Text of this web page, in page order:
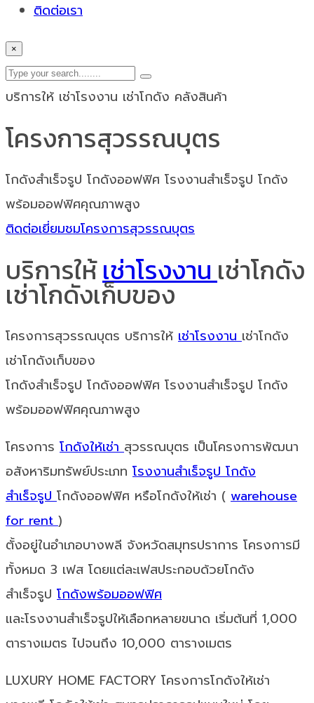
ติดต่อเรา
×
บริการให้ เช่าโรงงาน เช่าโกดัง คลังสินค้า
โครงการสุวรรณบุตร
โกดังสำเร็จรูป โกดังออฟฟิศ โรงงานสำเร็จรูป โกดัง
พร้อมออฟฟิศคุณภาพสูง
ติดต่อเยี่ยมชมโครงการสุวรรณบุตร
บริการให้เช่าโรงงานเช่าโกดัง
เช่าโกดังเก็บของ
โครงการสุวรรณบุตร บริการให้ เช่าโรงงานเช่าโกดัง
เช่าโกดังเก็บของ
โกดังสำเร็จรูป โกดังออฟฟิศ โรงงานสำเร็จรูป โกดัง
พร้อมออฟฟิศคุณภาพสูง
โครงการ โกดังให้เช่าสุวรรณบุตร เป็นโครงการพัฒนา
อสังหาริมทรัพย์ประเภท โรงงานสำเร็จรูปโกดัง
สำเร็จรูปโกดังออฟฟิศ หรือโกดังให้เช่า ( warehouse
for rent)
ตั้งอยู่ในอำเภอบางพลี จังหวัดสมุทรปราการ โครงการมี
ทั้งหมด 3 เฟส โดยแต่ละเฟสประกอบด้วยโกดัง
สำเร็จรูป โกดังพร้อมออฟฟิศ
และโรงงานสำเร็จรูปให้เลือกหลายขนาด เริ่มต้นที่ 1,000
ตารางเมตร ไปจนถึง 10,000 ตารางเมตร
LUXURY HOME FACTORY โครงการโกดังให้เช่า